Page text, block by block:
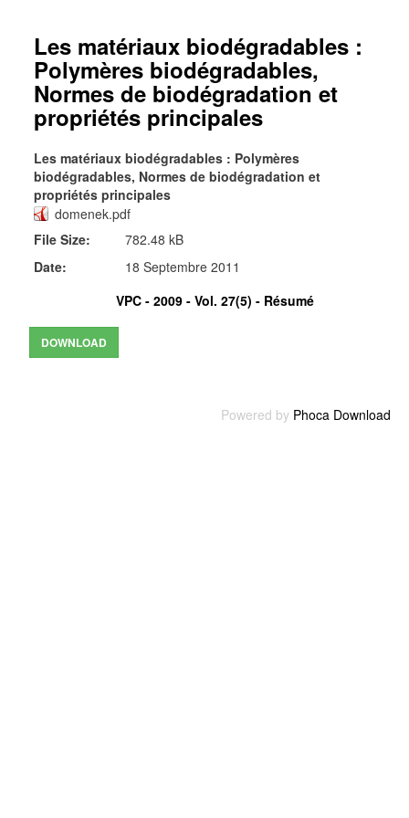
Les matériaux biodégradables :
Polymères biodégradables,
Normes de biodégradation et
propriétés principales
Les matériaux biodégradables : Polymères
biodégradables, Normes de biodégradation et
propriétés principales
domenek.pdf
File Size:
782.48 kB
Date:
18 Septembre 2011
VPC - 2009 - Vol. 27(5) - Résumé
Powered by Phoca Download